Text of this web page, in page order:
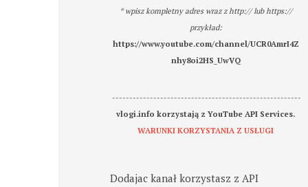
* wpisz kompletny adres wraz z http:// lub https://
przykład:
https://www.youtube.com/channel/UCR0AmrI4Z
nhy8oi2HS_UwVQ
-------------------------------------------------------
vlogi.info korzystają z YouTube API Services.
WARUNKI KORZYSTANIA Z USŁUGI
Dodajac kanał korzystasz z API